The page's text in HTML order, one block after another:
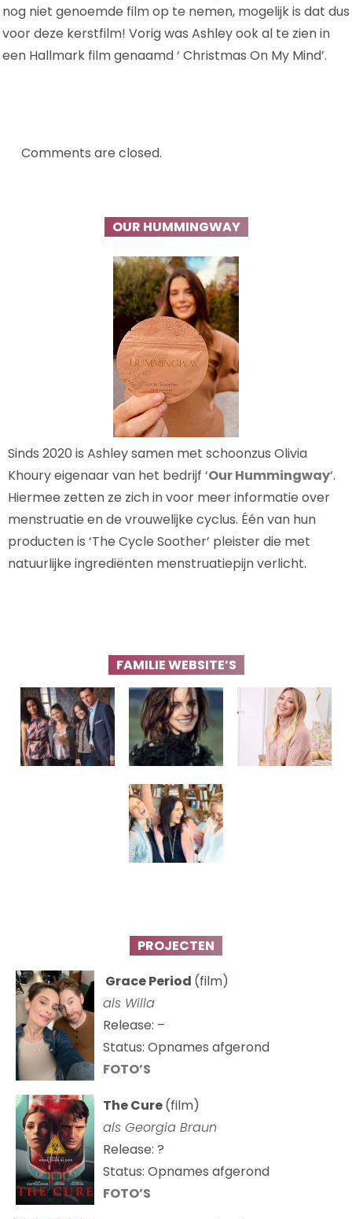
nog niet genoemde film op te nemen, mogelijk is dat dus
voor deze kerstfilm! Vorig was Ashley ook al te zien in
een Hallmark film genaamd ‘ Christmas On My Mind’.
Comments are closed.
OUR HUMMINGWAY
Sinds 2020 is Ashley samen met schoonzus Olivia
Khoury eigenaar van het bedrijf ‘Our Hummingway‘.
Hiermee zetten ze zich in voor meer informatie over
menstruatie en de vrouwelijke cyclus. Één van hun
producten is ‘The Cycle Soother’ pleister die met
natuurlijke ingrediënten menstruatiepijn verlicht.
FAMILIE WEBSITE’S
PROJECTEN
Grace Period (film)
als Willa
Release: –
Status: Opnames afgerond
FOTO’S
The Cure(film)
als Georgia Braun
Release: ?
Status: Opnames afgerond
FOTO’S